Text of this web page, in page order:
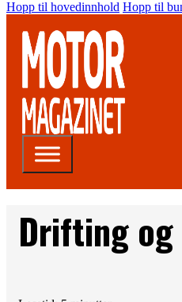
Hopp til hovedinnhold Hopp til
Drifting